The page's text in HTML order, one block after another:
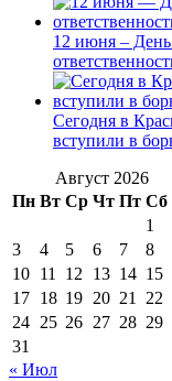
12 июня – День
Сегодня в
вступили в
Август 2026
Пн Вт Ср Чт Пт Сб
1
3
4 5 6 7 8
10 11 12 13 14 15
17 18 19 20 21 22
24 25 26 27 28 29
31
« Июл